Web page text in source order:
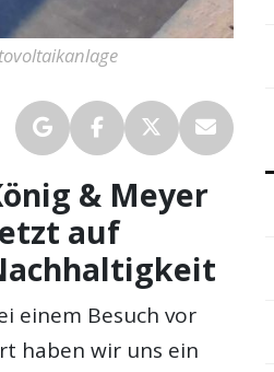
& Meyer
auf
einem Besuch vor
haben wir uns ein